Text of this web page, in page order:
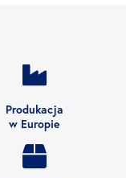
Produkacja
w Europie